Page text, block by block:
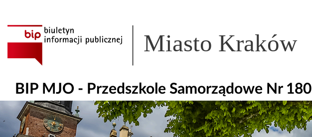
Miasto Kraków
BIP MJO - Przedszkole Samorządowe Nr 180